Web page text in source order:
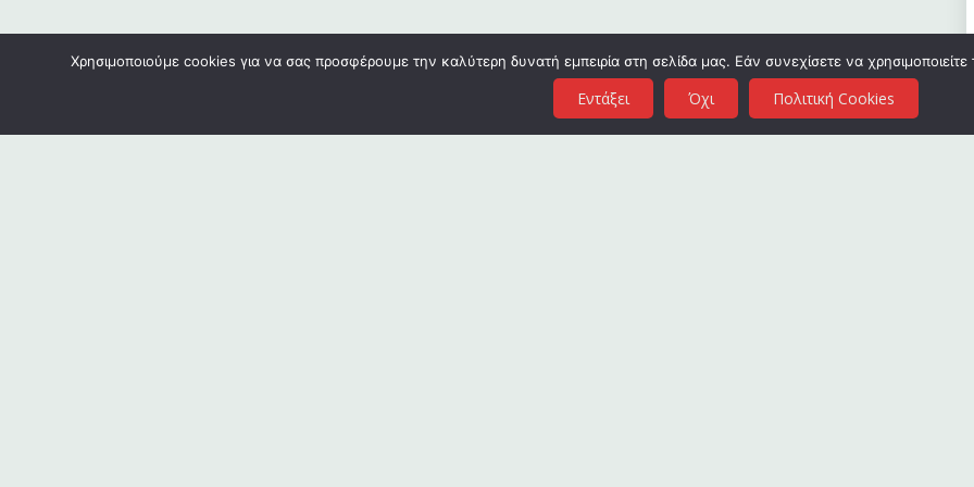
Χρησιμοποιούμε cookies για να σας προσφέρουμε την καλύτερη δυνατή εμπειρία στη σελίδα μας. Εάν συνεχίσετε να
Εντάξει Όχι Πολιτική Cookies